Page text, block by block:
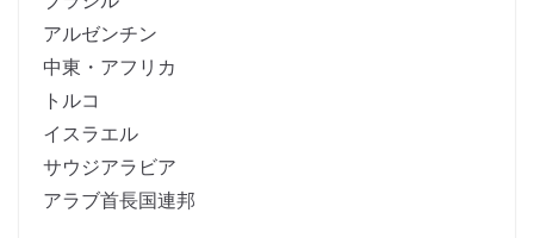
アルゼンチン
中東・アフリカ
トルコ
イスラエル
サウジアラビア
アラブ首長国連邦